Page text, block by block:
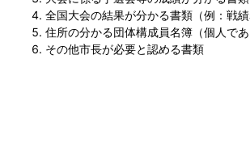
全国大会の結果が分かる書類（例：戦績
住所の分かる団体構成員名簿（個人であ
その他市長が必要と認める書類